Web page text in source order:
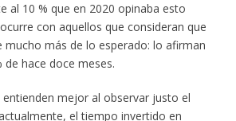
al 10 % que en 2020 opinaba esto
con aquellos que consideran que
más de lo esperado: lo afirman
de hace doce meses.
mejor al observar justo el
el tiempo invertido en